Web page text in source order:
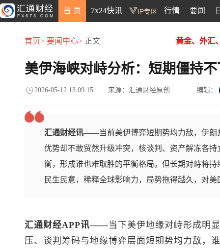
首 页 7x24快讯 行情 要闻
首页> 要闻中心> 正文 黄金、外汇
美伊海峡对峙分析：短期僵持
2026-05-12 13:09:15 来源：汇通财经原创 编辑：
汇通财经讯——当前美伊博弈短期势均力敌，伊
优势却不敢贸然升级冲突，核谈判、资产解冻各
衡，形成谁也难取胜的平衡格局。但长期对峙将
民生民意，稀释全球影响力，局势拖得越久，对美
汇通财经APP讯——当下美伊地缘对峙形成明
压、谈判筹码与地缘博弈层面短期势均力敌，